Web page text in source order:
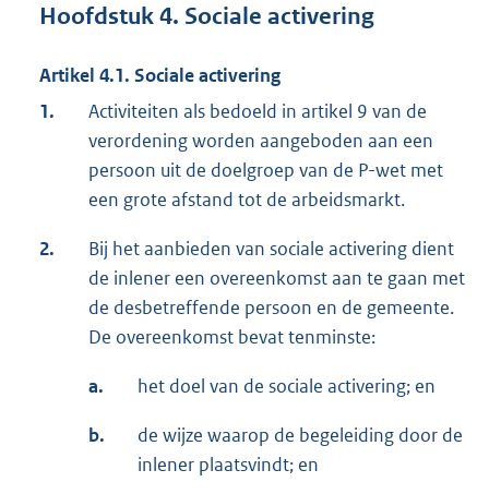
Hoofdstuk 4. Sociale activering
Artikel 4.1. Sociale activering
1.
Activiteiten als bedoeld in artikel 9 van de
verordening worden aangeboden aan een
persoon uit de doelgroep van de P-wet met
een grote afstand tot de arbeidsmarkt.
2.
Bij het aanbieden van sociale activering dient
de inlener een overeenkomst aan te gaan met
de desbetreffende persoon en de gemeente.
De overeenkomst bevat tenminste:
a. het doel van de sociale activering; en
b.
de wijze waarop de begeleiding door de
inlener plaatsvindt; en